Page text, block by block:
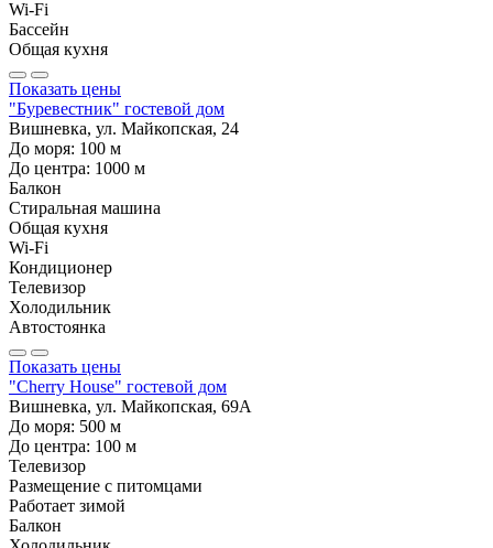
Wi-Fi
Бассейн
Общая кухня
Показать цены
"Буревестник" гостевой дом
Вишневка, ул. Майкопская, 24
До моря: 100 м
До центра: 1000 м
Балкон
Стиральная машина
Общая кухня
Wi-Fi
Кондиционер
Телевизор
Холодильник
Автостоянка
Показать цены
"Cherry House" гостевой дом
Вишневка, ул. Майкопская, 69А
До моря: 500 м
До центра: 100 м
Телевизор
Размещение с питомцами
Работает зимой
Балкон